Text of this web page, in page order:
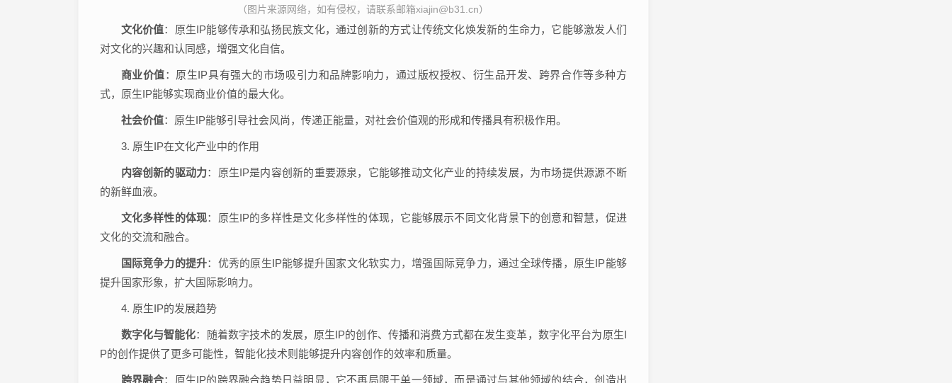
（图片来源网络，如有侵权，请联系邮箱xiajin@b31.cn）
文化价值：原生IP能够传承和弘扬民族文化，通过创新的方式让传统文化焕发新的生命力，它能够激发人们
对文化的兴趣和认同感，增强文化自信。
商业价值：原生IP具有强大的市场吸引力和品牌影响力，通过版权授权、衍生品开发、跨界合作等多种方
式，原生IP能够实现商业价值的最大化。
社会价值：原生IP能够引导社会风尚，传递正能量，对社会价值观的形成和传播具有积极作用。
3. 原生IP在文化产业中的作用
内容创新的驱动力：原生IP是内容创新的重要源泉，它能够推动文化产业的持续发展，为市场提供源源不断
的新鲜血液。
文化多样性的体现：原生IP的多样性是文化多样性的体现，它能够展示不同文化背景下的创意和智慧，促进
文化的交流和融合。
国际竞争力的提升：优秀的原生IP能够提升国家文化软实力，增强国际竞争力，通过全球传播，原生IP能够
提升国家形象，扩大国际影响力。
4. 原生IP的发展趋势
数字化与智能化：随着数字技术的发展，原生IP的创作、传播和消费方式都在发生变革，数字化平台为原生I
P的创作提供了更多可能性，智能化技术则能够提升内容创作的效率和质量。
跨界融合：原生IP的跨界融合趋势日益明显，它不再局限于单一领域，而是通过与其他领域的结合，创造出